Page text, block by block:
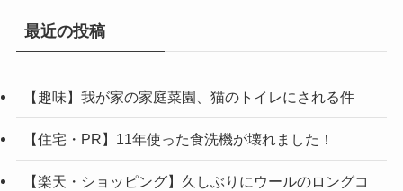
最近の投稿
【趣味】我が家の家庭菜園、猫のトイレにされる件
【住宅・PR】11年使った食洗機が壊れました！
【楽天・ショッピング】久しぶりにウールのロングコ